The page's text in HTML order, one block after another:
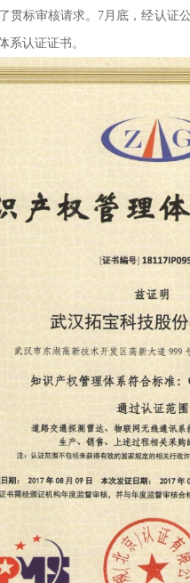
贯标审核请求。7月底，经认
系认证证书。